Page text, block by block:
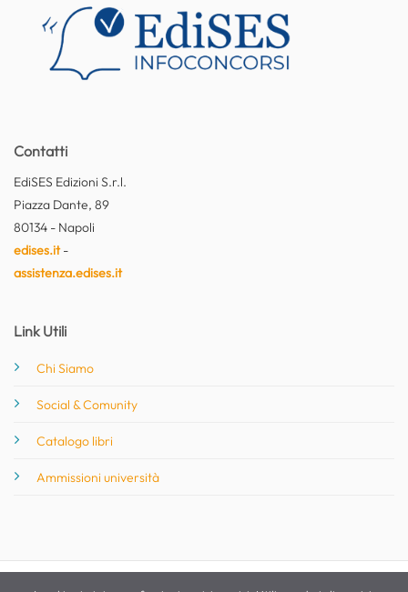
Contatti
EdiSES Edizioni S.r.l.
Piazza Dante, 89
80134 - Napoli
edises.it-
assistenza.edises.it
Link Utili
Chi Siamo
Social & Comunity
Catalogo libri
Ammissioni università